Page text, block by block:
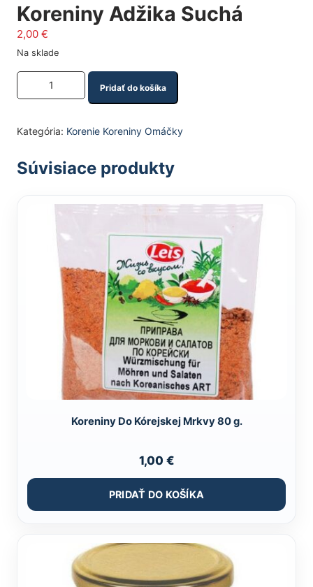
Koreniny Adžika Suchá
2,00 €
Na sklade
Množstvo produktu
Pridať do košíka
Kategória: Korenie Koreniny Omáčky
Súvisiace produkty
Koreniny Do Kórejskej Mrkvy 80 g.
1,00 €
PRIDAŤ DO KOŠÍKA